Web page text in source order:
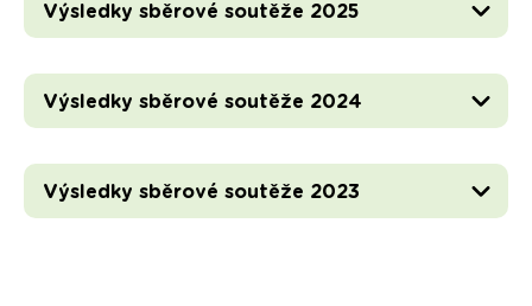
Výsledky sběrové soutěže 2025
Výsledky sběrové soutěže 2024
Výsledky sběrové soutěže 2023